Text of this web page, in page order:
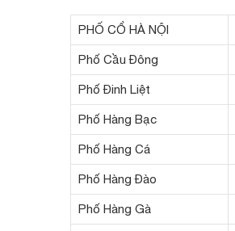
PHỐ CỔ HÀ NỘI
Phố Cầu Đông
Phố Đinh Liệt
Phố Hàng Bạc
Phố Hàng Cá
Phố Hàng Đào
Phố Hàng Gà